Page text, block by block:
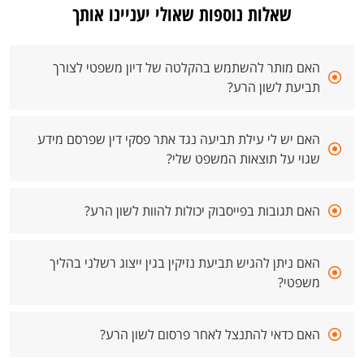
שאלות נוספות שאולי יעניינו אותך
האם מותר להשתמש בהקלטה של דיון משפטי לצורך
תביעת לשון הרע?
האם יש לי עילת תביעה נגד אתר פסקי דין שפרסם מידע
שגוי על תוצאות המשפט שלי?
האם תגובות בפייסבוק יכולות להוות לשון הרע?
האם ניתן להגיש תביעת נזיקין בגין ייצוג רשלני בהליך
משפטי?
האם כדאי להתנצל לאחר פרסום לשון הרע?